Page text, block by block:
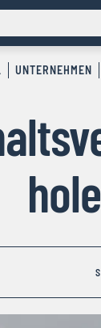
UNTERNEHMEN